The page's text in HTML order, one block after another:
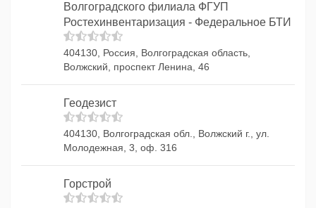
Волгоградского филиала ФГУП
Ростехинвентаризация - Федеральное БТИ
404130, Россия, Волгоградская область,
Волжский, проспект Ленина, 46
Геодезист
404130, Волгоградская обл., Волжский г., ул.
Молодежная, 3, оф. 316
Горстрой